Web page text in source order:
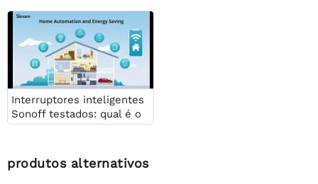
Interruptores inteligentes
Sonoff testados: qual é o
melhor para você?
produtos alternativos